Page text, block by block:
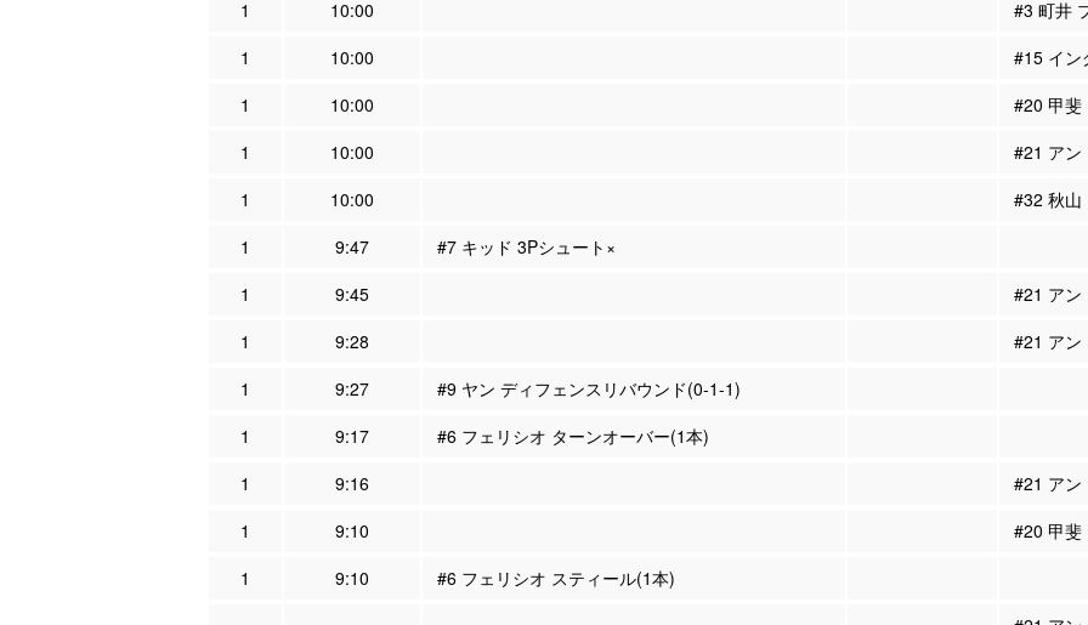
1
10:00
#3 町井
1
10:00
#15 イン
1
10:00
#20 甲斐
1
10:00
#21 アン
1
10:00
#32 秋山
1
9:47
#7 キッド 3Pシュート×
1
9:45
#21 アン
1
9:28
#21 アン
1
9:27
#9 ヤン ディフェンスリバウンド(0-1-1)
1
9:17
#6 フェリシオ ターンオーバー(1本)
1
9:16
#21 アン
1
9:10
#20 甲斐
1
9:10 #6 フェリシオ スティール(1本)